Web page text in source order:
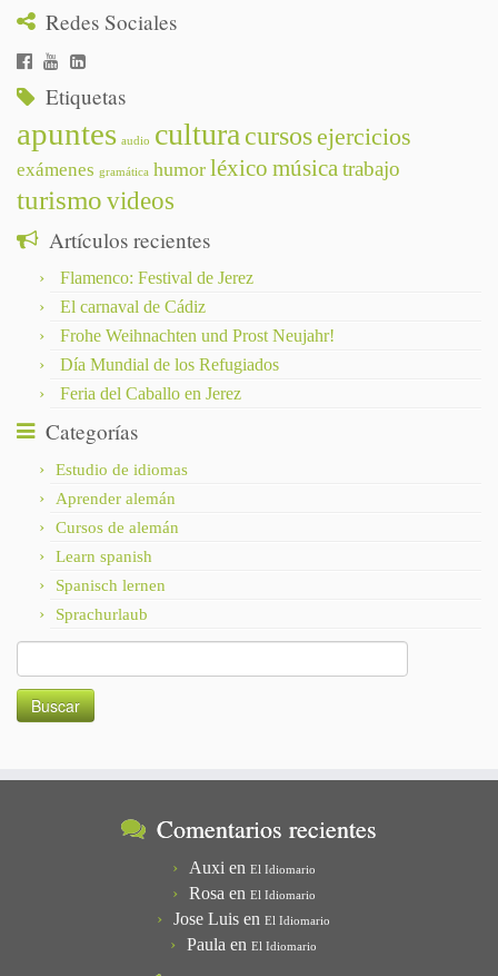
Redes Sociales
Etiquetas
apuntes audio cultura cursos ejercicios
exámenes gramática humor léxico músicatrabajo
turismo videos
Artículos recientes
Flamenco: Festival de Jerez
El carnaval de Cádiz
Frohe Weihnachten und Prost Neujahr!
Día Mundial de los Refugiados
Feria del Caballo en Jerez
Categorías
Estudio de idiomas
Aprender alemán
Cursos de alemán
Learn spanish
Spanisch lernen
Sprachurlaub
Comentarios recientes
Auxi en El Idiomario
Rosa en El Idiomario
Jose Luis en El Idiomario
Paula en El Idiomario